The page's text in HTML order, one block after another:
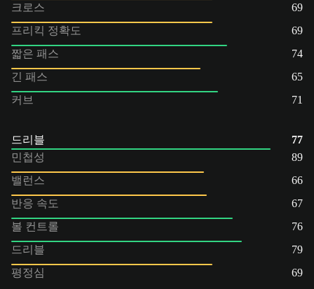
크로스
69
프리킥 정확도
69
짧은 패스
74
긴 패스
65
커브
71
드리블
77
민첩성
89
밸런스
66
반응 속도
67
볼 컨트롤
76
드리블
79
평정심
69